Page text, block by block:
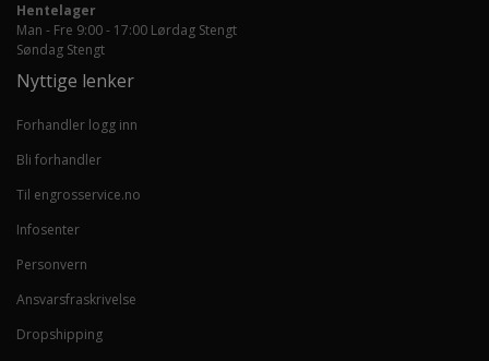
Hentelager
Man - Fre 9:00 - 17:00 Lørdag Stengt
Søndag Stengt
Nyttige lenker
Forhandler logg inn
Bli forhandler
Til engrosservice.no
Infosenter
Personvern
Ansvarsfraskrivelse
Dropshipping